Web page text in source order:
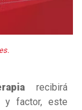
recibirá
y factor, este